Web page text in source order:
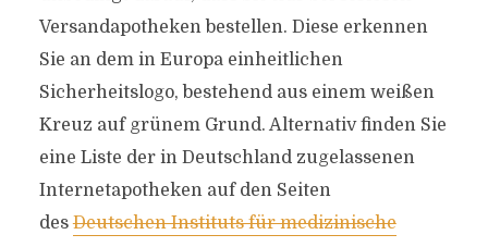
Versandapotheken bestellen. Diese erkennen
Sie an dem in Europa einheitlichen
Sicherheitslogo, bestehend aus einem weißen
Kreuz auf grünem Grund. Alternativ finden Sie
eine Liste der in Deutschland zugelassenen
Internetapotheken auf den Seiten
desDeutschen Instituts für medizinische